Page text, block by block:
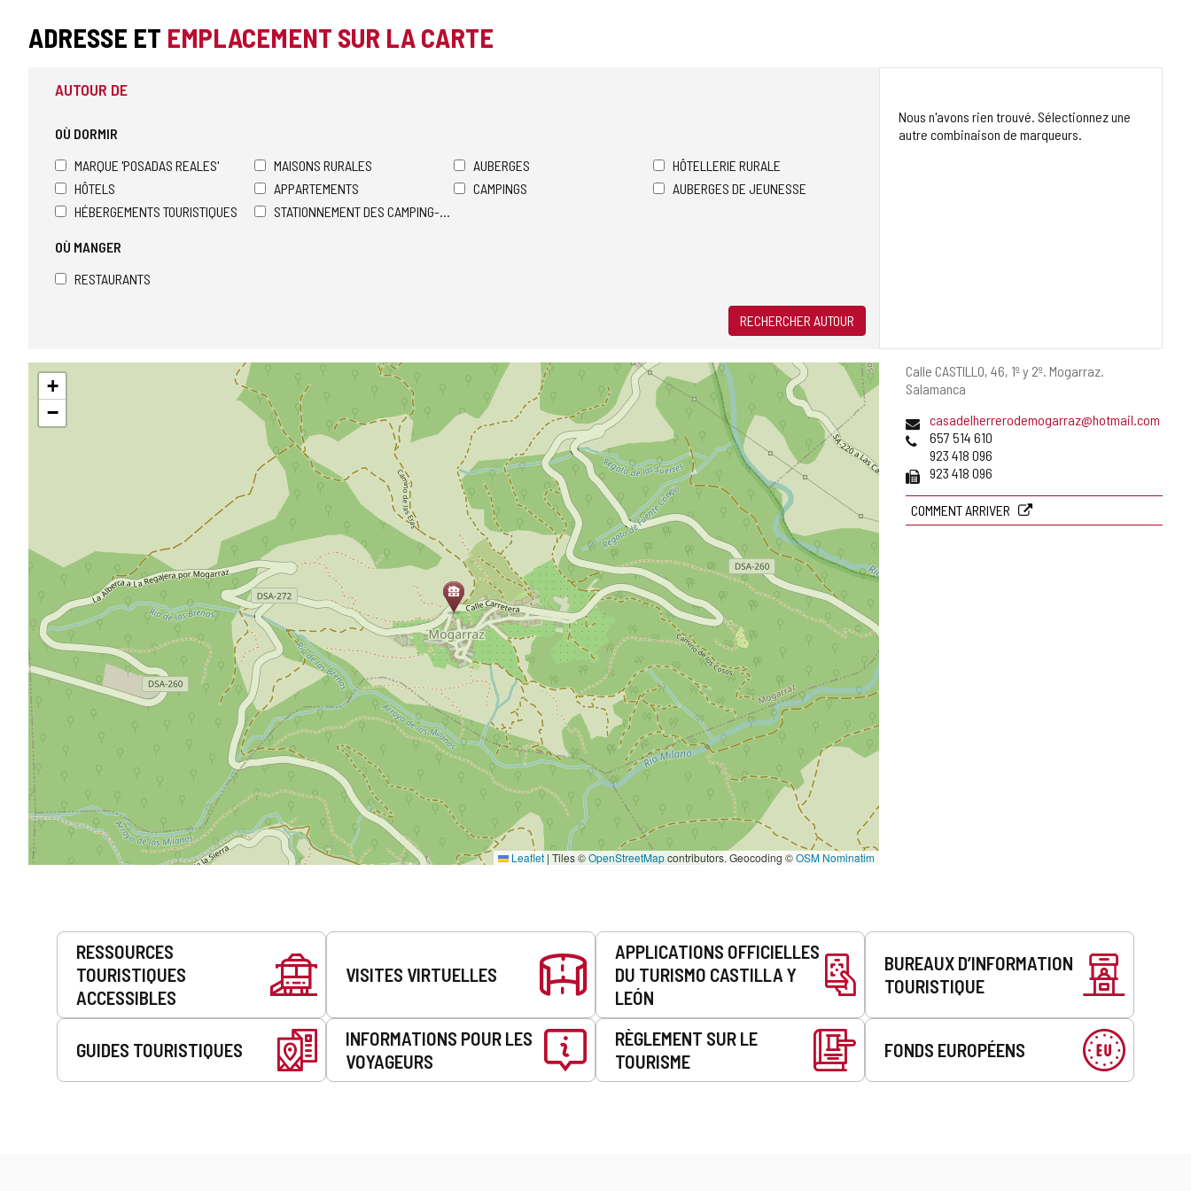
ADRESSE ET EMPLACEMENT SUR LA CARTE
Adresse
postale
Calle CASTILLO, 46, 1º y 2º. Mogarraz.
Salamanca
Adresse
de
courrier
électronique
casadelherrerodemogarraz@hotmail.com
Téléphones
657 514 610
923 418 096
Fax 923 418 096
COMMENT ARRIVER
AUTOUR DE
OÙ DORMIR
MARQUE 'POSADAS REALES'
MAISONS RURALES AUBERGES
HÔTELLERIE RURALE
HÔTELS
APPARTEMENTS CAMPINGS
AUBERGES DE JEUNESSE
HÉBERGEMENTS TOURISTIQUES
STATIONNEMENT DES CAMPING-CARS
OÙ MANGER
RESTAURANTS
RECHERCHER AUTOUR
Nous n'avons rien trouvé. Sélectionnez une
autre combinaison de marqueurs.
Sauter
+
−
Leaflet | Tiles ©OpenStreetMapcontributors. Geocoding ©OSM Nominatim
Prestations
RESSOURCES
TOURISTIQUES
ACCESSIBLES
VISITES VIRTUELLES
APPLICATIONS OFFICIELLES
DU TURISMO CASTILLA Y
LEÓN
BUREAUX D’INFORMATION
TOURISTIQUE
GUIDES TOURISTIQUES
INFORMATIONS POUR LES
VOYAGEURS
RÈGLEMENT SUR LE
TOURISME
FONDS EUROPÉENS